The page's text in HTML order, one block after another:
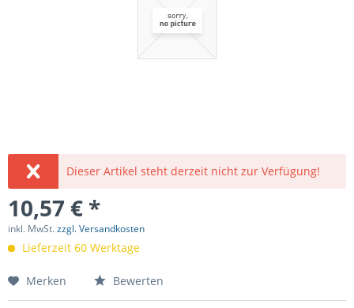
Dieser Artikel steht derzeit nicht zur Verfügung!
10,57 € *
inkl. MwSt.zzgl. Versandkosten
Lieferzeit 60 Werktage
Merken Bewerten